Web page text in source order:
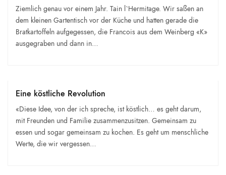
Ziemlich genau vor einem Jahr. Tain l`Hermitage. Wir saßen an
dem kleinen Gartentisch vor der Küche und hatten gerade die
Bratkartoffeln aufgegessen, die Francois aus dem Weinberg «K»
ausgegraben und dann in…
Eine köstliche Revolution
«Diese Idee, von der ich spreche, ist köstlich… es geht darum,
mit Freunden und Familie zusammenzusitzen. Gemeinsam zu
essen und sogar gemeinsam zu kochen. Es geht um menschliche
Werte, die wir vergessen…